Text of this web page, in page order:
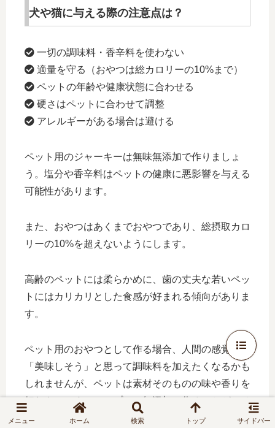
犬や猫に与える際の注意点は？
一切の調味料・香辛料を使わない
適量を守る（おやつは総カロリーの10%まで）
ペットの年齢や健康状態に合わせる
硬さはペットに合わせて調整
アレルギーがある場合は避ける
ペット用のジャーキーは無味無添加で作りましょ
う。塩分や香辛料はペットの健康に悪影響を与える
可能性があります。
また、おやつはあくまでおやつであり、総摂取カロ
リーの10%を超えないようにします。
高齢のペットには柔らかめに、歯の丈夫な若いペッ
トにはカリカリとした食感が好まれる傾向がありま
す。
ペット用のおやつとして作る場合、人間の感覚で
「美味しそう」と思って調味料を加えたくなるかも
しれませんが、ペットは素材そのものの味や香りを
好むものです。シンプルに無添加で作ることが、ペ
ットの健康と安全を守る最善の方法です。
メニュー ホーム 検索 トップ サイドバー